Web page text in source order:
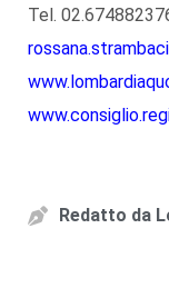
Tel.
Redatto da